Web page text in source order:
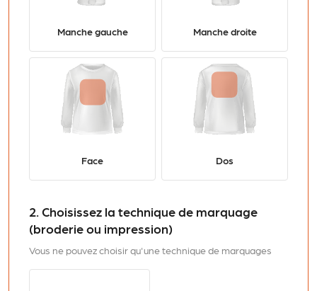
Manche gauche Manche droite
Face Dos
2. Choisissez la technique de marquage
(broderie ou impression)
Vous ne pouvez choisir qu'une technique de marquages